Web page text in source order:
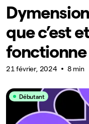
que c’est
fonctionne
21 février, 2024 8 min
Débutant